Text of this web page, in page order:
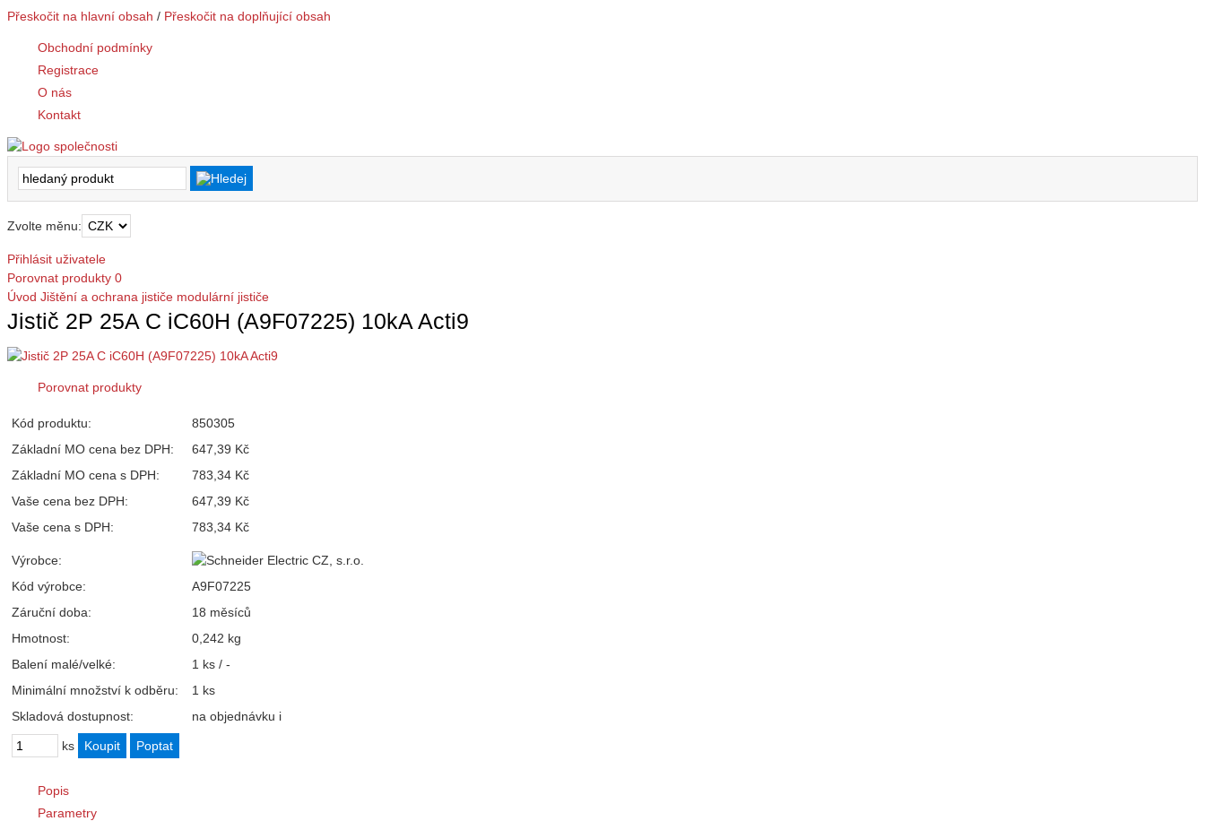
Přeskočit na hlavní obsah / Přeskočit na doplňující obsah
Obchodní podmínky
Registrace
O nás
Kontakt
Zvolte měnu:
Přihlásit uživatele
Porovnat produkty 0
Úvod Jištění a ochrana jističe modulární jističe
Jistič 2P 25A C iC60H (A9F07225) 10kA Acti9
Porovnat produkty
Kód produktu:
850305
Základní MO cena bez DPH:
647,39 Kč
Základní MO cena s DPH:
783,34 Kč
Vaše cena bez DPH:
647,39 Kč
Vaše cena s DPH:
783,34 Kč
Výrobce:
Kód výrobce:
A9F07225
Záruční doba:
18 měsíců
Hmotnost:
0,242 kg
Balení malé/velké:
1 ks / -
Minimální množství k odběru:
1 ks
Skladová dostupnost:
na objednávku i
ks
Popis
Parametry